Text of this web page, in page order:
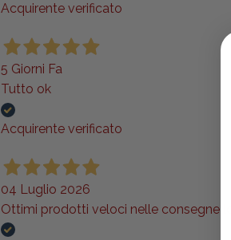
Acquirente verificato
5 Giorni Fa
Tutto ok
Acquirente verificato
04 Luglio 2026
Ottimi prodotti veloci nelle consegne